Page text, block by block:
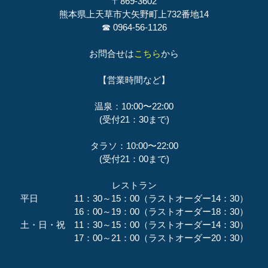
熊本県上天草市大矢野町上732番地14
☎ 0964-56-1126
お問合せはこちらから
【営業時間など】
温泉：10:00〜22:00
(受付21：30まで)
タラソ：10:00〜22:00
(受付21：00まで)
レストラン
平日 11：30～15：00（ラストオーダー14：30）
16：00～19：00（ラストオーダー18：30）
土・日・祝 11：30～15：00（ラストオーダー14：30）
17：00～21：00（ラストオーダー20：30）